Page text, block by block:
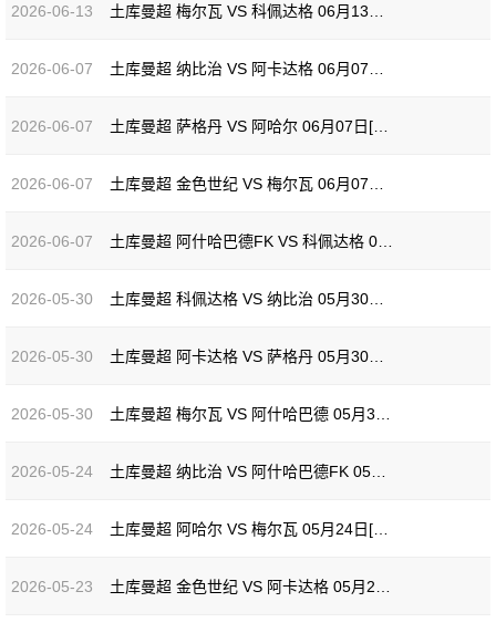
2026-06-13
2026-06-07
2026-06-07
2026-06-07
2026-06-07
2026-05-30
2026-05-30
2026-05-30
2026-05-24
2026-05-24
2026-05-23